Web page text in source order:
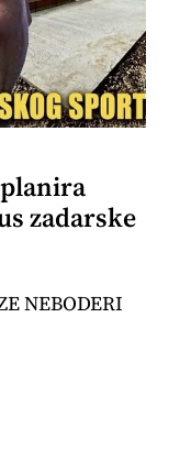
zadarske
NEBODERI